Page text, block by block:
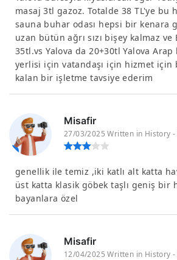
masaj 3tl gazoz. Totalde 38 TL'ye bu
sauna buhar odası hepsi bir kenara
uzan bütün ağrı sızı bişey kalmaz
35tl.vs Yalova da 20+30tl Yalova
yerlisi için vatandaşı için hizmet için
kalan bir işletme tavsiye ederim
Misafir
27/03/2025 Written in History -
genellik ile temiz ,iki katlı alt katta
üst katta klasik göbek taşlı geniş bir
bayanlara özel
Misafir
12/04/2025 Written in History -